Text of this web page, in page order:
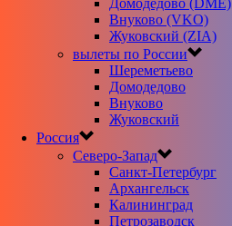
Домодедово (DME)
Внуково (VKO)
Жуковский (ZIA)
вылеты по России
Шереметьево
Домодедово
Внуково
Жуковский
Россия
Северо-Запад
Санкт-Петербург
Архангельск
Калининград
Петрозаводск